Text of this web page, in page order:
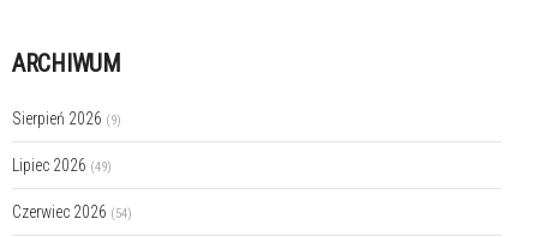
ARCHIWUM
Sierpień 2026 (9)
Lipiec 2026 (49)
Czerwiec 2026 (54)